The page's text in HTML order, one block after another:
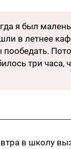
я был
в летнее
пообедать.
три часа,
в школу